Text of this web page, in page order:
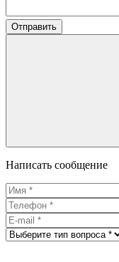
Отправить
Написать сообщение